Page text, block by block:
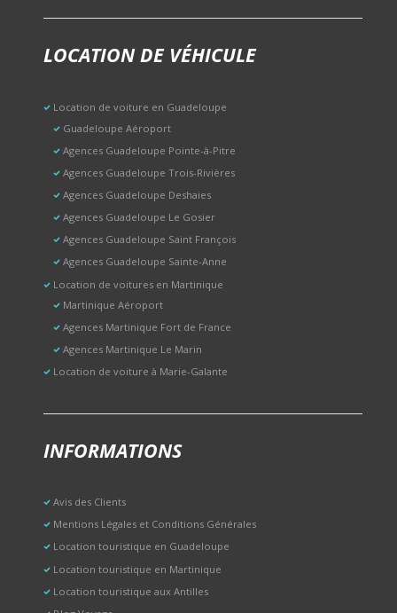
LOCATION DE VÉHICULE
Location de voiture en Guadeloupe
Guadeloupe Aéroport
Agences Guadeloupe Pointe-à-Pitre
Agences Guadeloupe Trois-Rivières
Agences Guadeloupe Deshaies
Agences Guadeloupe Le Gosier
Agences Guadeloupe Saint François
Agences Guadeloupe Sainte-Anne
Location de voitures en Martinique
Martinique Aéroport
Agences Martinique Fort de France
Agences Martinique Le Marin
Location de voiture à Marie-Galante
INFORMATIONS
Avis des Clients
Mentions Légales et Conditions Générales
Location touristique en Guadeloupe
Location touristique en Martinique
Location touristique aux Antilles